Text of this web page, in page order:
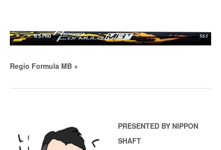
Regio Formula MB +
PRESENTED BY NIPPON
SHAFT